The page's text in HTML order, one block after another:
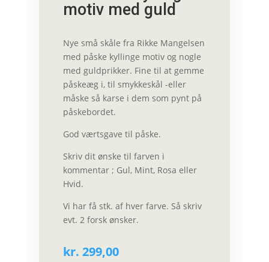
motiv med guld
Nye små skåle fra Rikke Mangelsen
med påske kyllinge motiv og nogle
med guldprikker. Fine til at gemme
påskeæg i, til smykkeskål -eller
måske så karse i dem som pynt på
påskebordet.
God værtsgave til påske.
Skriv dit ønske til farven i
kommentar ; Gul, Mint, Rosa eller
Hvid.
Vi har få stk. af hver farve. Så skriv
evt. 2 forsk ønsker.
kr. 299,00